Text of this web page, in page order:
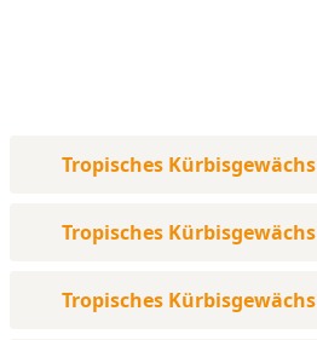
Tropisches Kürbisgewächs
Tropisches Kürbisgewächs
Tropisches Kürbisgewächs